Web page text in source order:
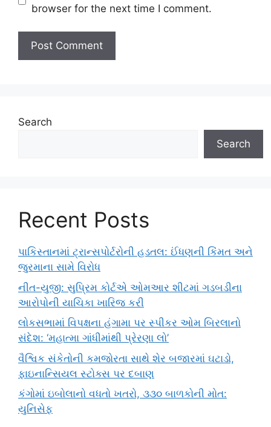
browser for the next time I comment.
Search
Search
Recent Posts
પાકિસ્તાનમાં ટ્રાન્સપોર્ટરોની હડતલ: ઈંધણની કિંમત અને
જુરમાના સામે વિરોધ
નીત-યુજી: સુપ્રિમ કોર્ટએ ઓમઆર શીટમાં ગડબડીના
આરોપોની યાચિકા ખારિજ કરી
લોકસભામાં વિપક્ષના હંગામા પર સ્પીકર ઓમ બિરલાનો
સંદેશ: ‘મહાત્મા ગાંધીમાંથી પ્રેરણા લો’
વૈશ્વિક સંકેતોની કમજોરતા સાથે શેર બજારમાં ઘટાડો,
ફાઇનાન્સિયલ સ્ટોક્સ પર દબાણ
કંગોમાં ઇબોલાનો વધતો ખતરો, ૩૩૦ બાળકોની મોત:
યુનિસેફ